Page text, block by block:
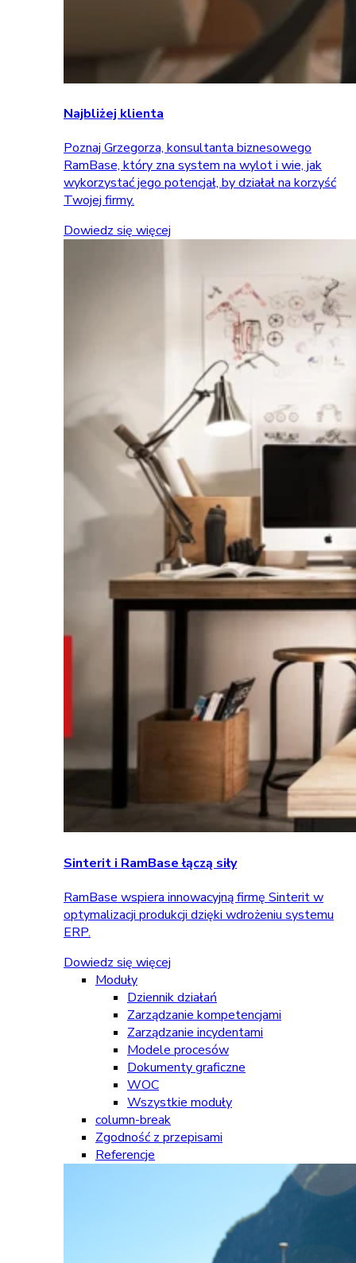
Najbliżej klienta
Poznaj Grzegorza, konsultanta biznesowego
RamBase, który zna system na wylot i wie, jak
wykorzystać jego potencjał, by działał na korzyść
Twojej firmy.
Dowiedz się więcej
Sinterit i RamBase łączą siły
RamBase wspiera innowacyjną firmę Sinterit w
optymalizacji produkcji dzięki wdrożeniu systemu
ERP.
Dowiedz się więcej
Moduły
Dziennik działań
Zarządzanie kompetencjami
Zarządzanie incydentami
Modele procesów
Dokumenty graficzne
WOC
Wszystkie moduły
column-break
Zgodność z przepisami
Referencje